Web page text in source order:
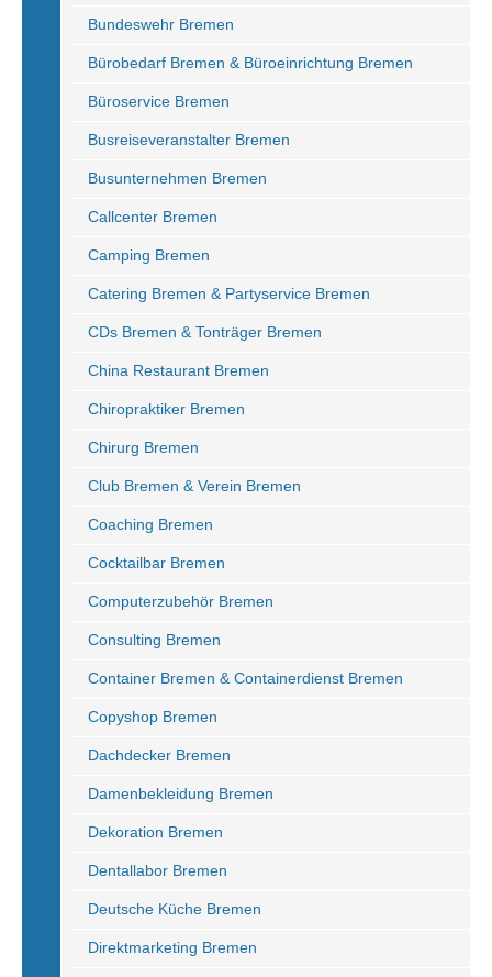
Bundeswehr Bremen
Bürobedarf Bremen & Büroeinrichtung Bremen
Büroservice Bremen
Busreiseveranstalter Bremen
Busunternehmen Bremen
Callcenter Bremen
Camping Bremen
Catering Bremen & Partyservice Bremen
CDs Bremen & Tonträger Bremen
China Restaurant Bremen
Chiropraktiker Bremen
Chirurg Bremen
Club Bremen & Verein Bremen
Coaching Bremen
Cocktailbar Bremen
Computerzubehör Bremen
Consulting Bremen
Container Bremen & Containerdienst Bremen
Copyshop Bremen
Dachdecker Bremen
Damenbekleidung Bremen
Dekoration Bremen
Dentallabor Bremen
Deutsche Küche Bremen
Direktmarketing Bremen